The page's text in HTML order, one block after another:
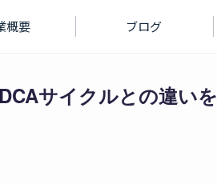
概要 ブログ
サイクルとの違いを